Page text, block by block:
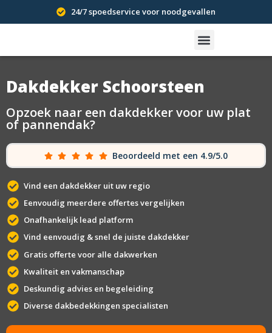
24/7 spoedservice voor noodgevallen
Dakdekker Schoorsteen
Opzoek naar een dakdekker voor uw plat
of pannendak?
Beoordeeld met een 4.9/5.0
Vind een dakdekker uit uw regio
Eenvoudig meerdere offertes vergelijken
Onafhankelijk lead platform
Vind eenvoudig & snel de juiste dakdekker
Gratis offerte voor alle dakwerken
Kwaliteit en vakmanschap
Deskundig advies en begeleiding
Diverse dakbedekkingen specialisten